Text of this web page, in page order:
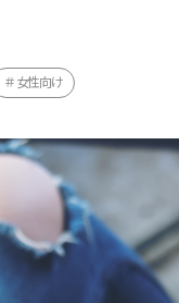
女性向け